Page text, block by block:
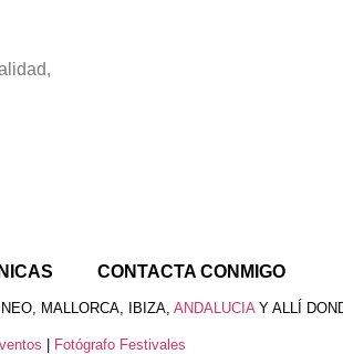
CONTACTA CONMIGO
MALLORCA, IBIZA, ANDALUCIAY ALLÍ
Fotógrafo Festivales